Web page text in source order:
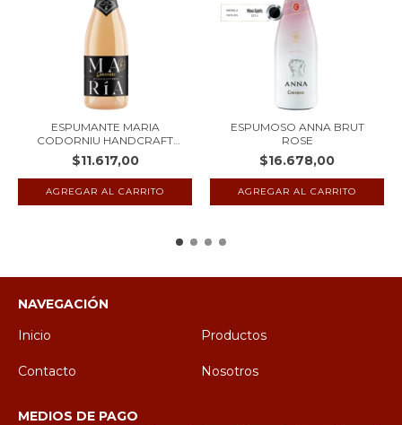
ESPUMANTE MARIA
CODORNIU HANDCRAFT
BRUT
$11.617,00
ESPUMOSO ANNA BRUT
ROSE
$16.678,00
NAVEGACIÓN
Inicio
Productos
Contacto Nosotros
MEDIOS DE PAGO